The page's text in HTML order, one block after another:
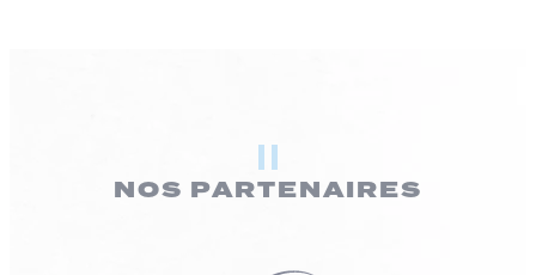
NOS PARTENAIRES